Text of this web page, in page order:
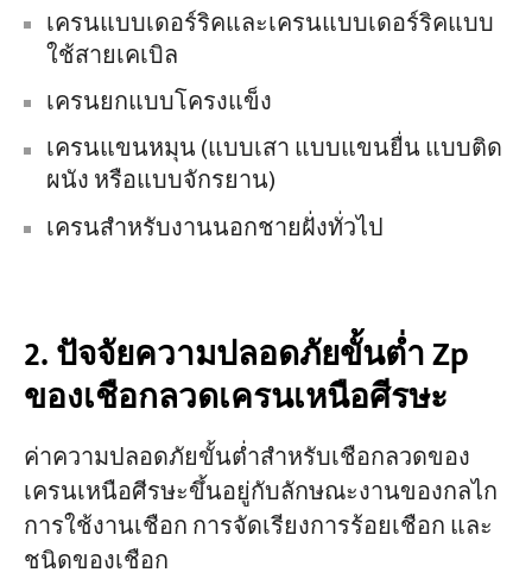
เครนแบบเดอร์ริคและเครนแบบเดอร์ริคแบบ
ใช้สายเคเบิล
เครนยกแบบโครงแข็ง
เครนแขนหมุน (แบบเสา แบบแขนยื่น แบบติด
ผนัง หรือแบบจักรยาน)
เครนสำหรับงานนอกชายฝั่งทั่วไป
2. ปัจจัยความปลอดภัยขั้นต่ำ Zp
ของเชือกลวดเครนเหนือศีรษะ
ค่าความปลอดภัยขั้นต่ำสำหรับเชือกลวดของ
เครนเหนือศีรษะขึ้นอยู่กับลักษณะงานของกลไก
การใช้งานเชือก การจัดเรียงการร้อยเชือก และ
ชนิดของเชือก